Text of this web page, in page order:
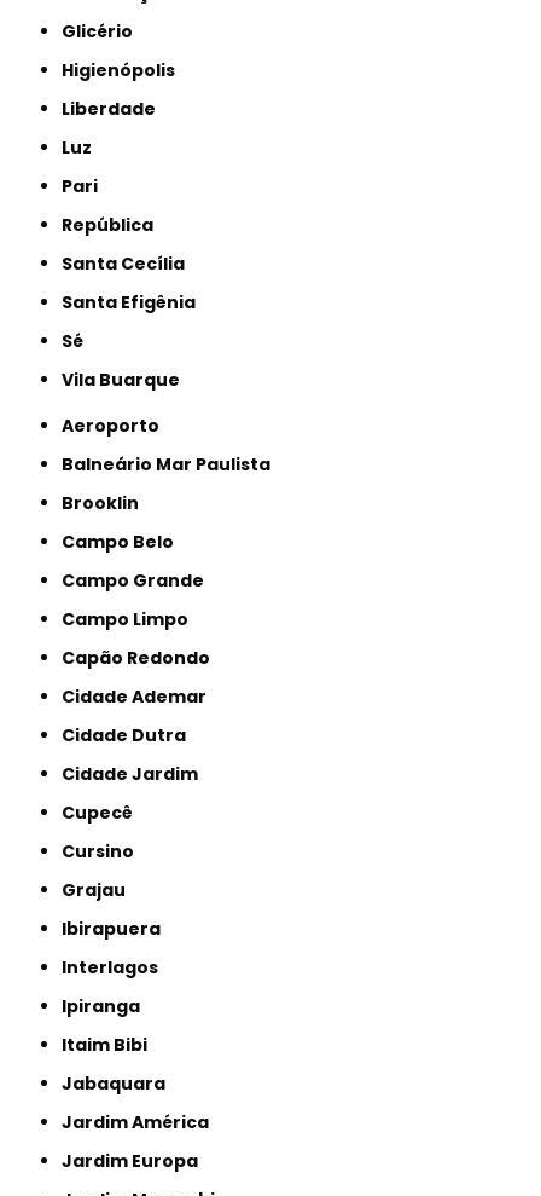
Glicério
Higienópolis
Liberdade
Luz
Pari
República
Santa Cecília
Santa Efigênia
Sé
Vila Buarque
Aeroporto
Balneário Mar Paulista
Brooklin
Campo Belo
Campo Grande
Campo Limpo
Capão Redondo
Cidade Ademar
Cidade Dutra
Cidade Jardim
Cupecê
Cursino
Grajau
Ibirapuera
Interlagos
Ipiranga
Itaim Bibi
Jabaquara
Jardim América
Jardim Europa